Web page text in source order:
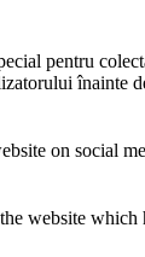
pentru
înainte
on social
website